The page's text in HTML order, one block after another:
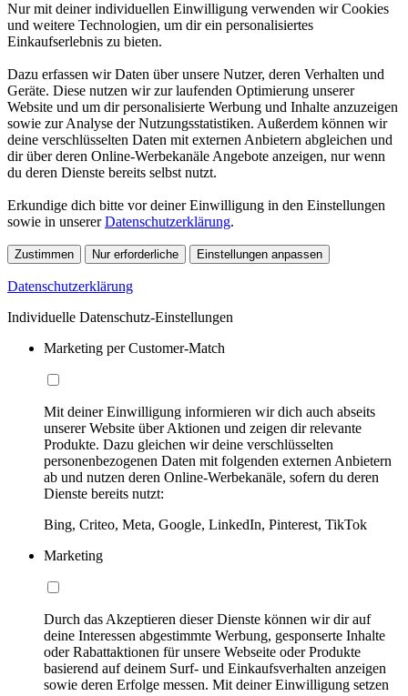
Nur mit deiner individuellen Einwilligung verwenden wir Cookies
und weitere Technologien, um dir ein personalisiertes
Einkaufserlebnis zu bieten.
Dazu erfassen wir Daten über unsere Nutzer, deren Verhalten und
Geräte. Diese nutzen wir zur laufenden Optimierung unserer
Website und um dir personalisierte Werbung und Inhalte anzuzeigen
sowie zur Analyse der Nutzungsstatistiken. Außerdem können wir
deine verschlüsselten Daten mit externen Anbietern abgleichen und
dir über deren Online-Werbekanäle Angebote anzeigen, nur wenn
du deren Dienste bereits selbst nutzt.
Erkundige dich bitte vor deiner Einwilligung in den Einstellungen
sowie in unsererDatenschutzerklärung.
Zustimmen Nur erforderliche Einstellungen anpassen
Datenschutzerklärung
Individuelle Datenschutz-Einstellungen
Marketing per Customer-Match
Mit deiner Einwilligung informieren wir dich auch abseits
unserer Website über Aktionen und zeigen dir relevante
Produkte. Dazu gleichen wir deine verschlüsselten
personenbezogenen Daten mit folgenden externen Anbietern
ab und nutzen deren Online-Werbekanäle, sofern du deren
Dienste bereits nutzt:
Bing, Criteo, Meta, Google, LinkedIn, Pinterest, TikTok
Marketing
Durch das Akzeptieren dieser Dienste können wir dir auf
deine Interessen abgestimmte Werbung, gesponserte Inhalte
oder Rabattaktionen für unsere Webseite oder Produkte
basierend auf deinem Surf- und Einkaufsverhalten anzeigen
sowie deren Erfolge messen. Mit deiner Einwilligung setzen